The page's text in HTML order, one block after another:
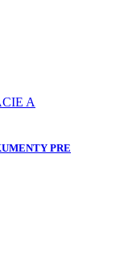
PRE